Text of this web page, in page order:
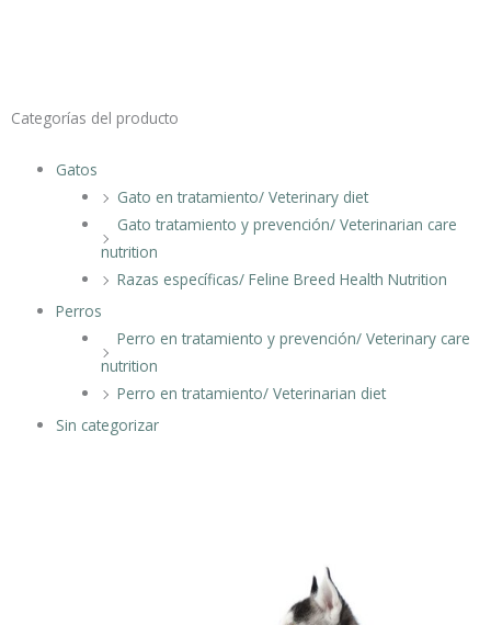
Categorías del producto
Gatos
Gato en tratamiento/ Veterinary diet
Gato tratamiento y prevención/ Veterinarian care
nutrition
Razas específicas/ Feline Breed Health Nutrition
Perros
Perro en tratamiento y prevención/ Veterinary care
nutrition
Perro en tratamiento/ Veterinarian diet
Sin categorizar